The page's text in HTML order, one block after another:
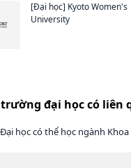
[Đại học] Kyoto Women's
University
đại học có liên
học có thể học ngành